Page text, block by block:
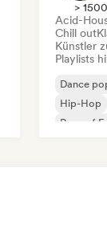
>
Acid-
Chill out
Künstler
Playlists
Dance
Hip-Hop
Rap auf